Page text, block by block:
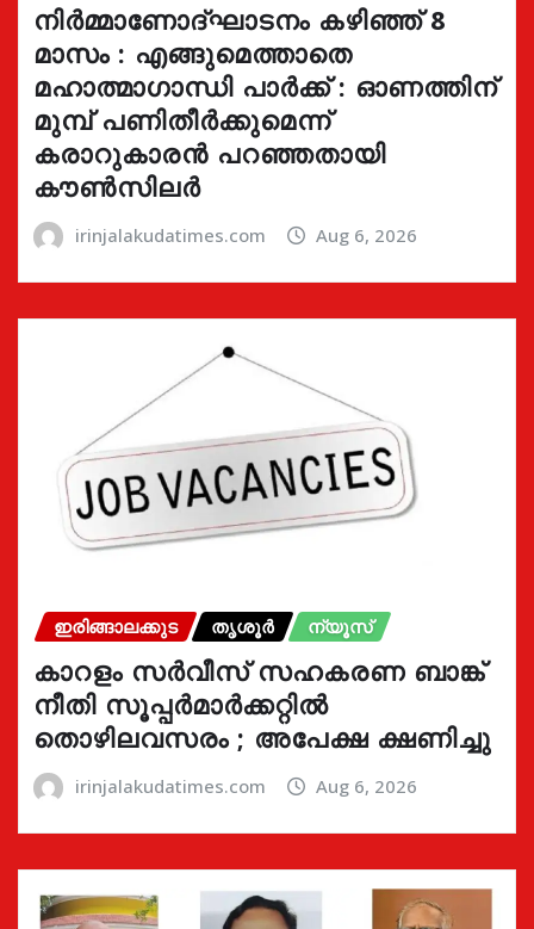
നിർമ്മാണോദ്ഘാടനം കഴിഞ്ഞ് 8
മാസം : എങ്ങുമെത്താതെ
മഹാത്മാഗാന്ധി പാർക്ക് : ഓണത്തിന്
മുമ്പ് പണിതീർക്കുമെന്ന്
കരാറുകാരൻ പറഞ്ഞതായി
കൗൺസിലർ
irinjalakudatimes.com Aug 6, 2026
ഇരിങ്ങാലക്കുട തൃശൂർ ന്യൂസ്
കാറളം സർവീസ് സഹകരണ ബാങ്ക്
നീതി സൂപ്പർമാർക്കറ്റിൽ
തൊഴിലവസരം ; അപേക്ഷ ക്ഷണിച്ചു
irinjalakudatimes.com Aug 6, 2026